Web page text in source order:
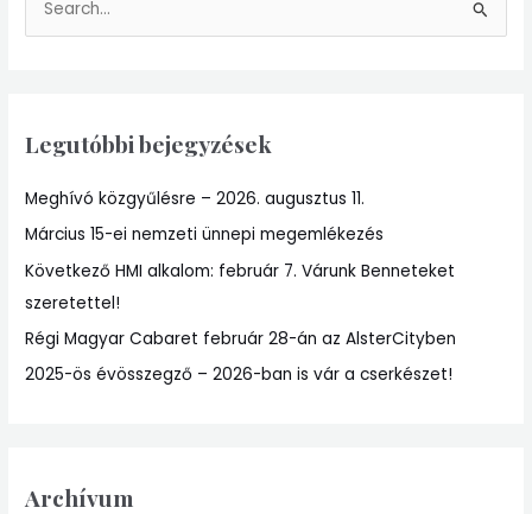
c
f
o
r
:
Legutóbbi bejegyzések
Meghívó közgyűlésre – 2026. augusztus 11.
Március 15-ei nemzeti ünnepi megemlékezés
Következő HMI alkalom: február 7. Várunk Benneteket
szeretettel!
Régi Magyar Cabaret február 28-án az AlsterCityben
2025-ös évösszegző – 2026-ban is vár a cserkészet!
Archívum